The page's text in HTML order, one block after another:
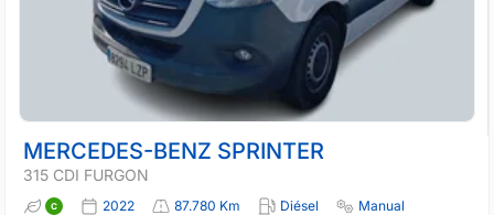
MERCEDES-BENZ SPRINTER
315 CDI FURGON
2022 87.780 Km Diésel
Manual